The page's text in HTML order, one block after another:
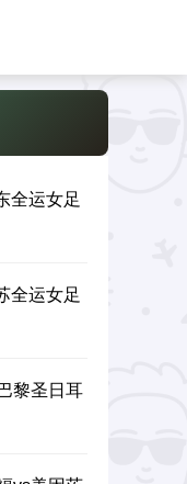
全运女足
全运女足
黎圣日耳